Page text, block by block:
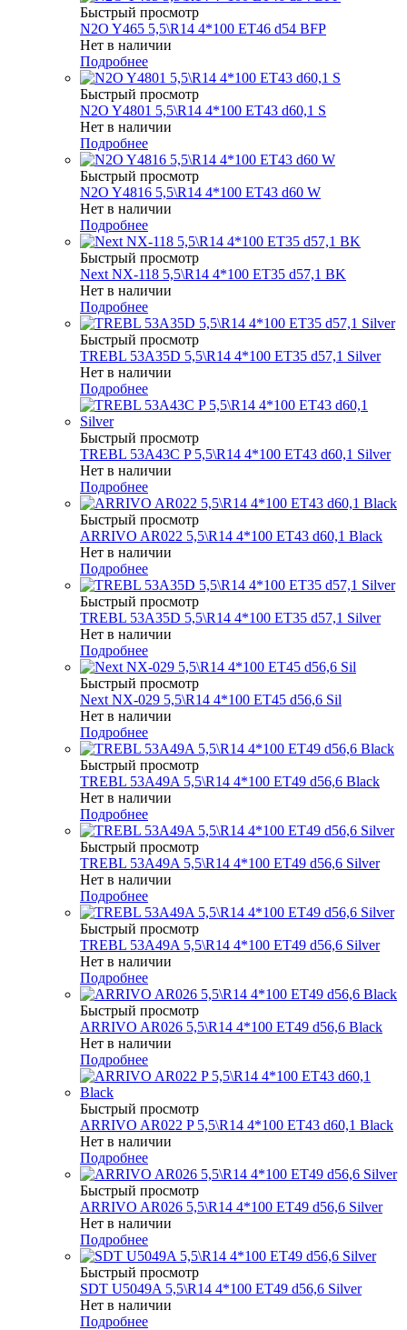
Быстрый просмотр
N2O Y465 5,5\R14 4*100 ET46 d54 BFP
Нет в наличии
Подробнее
Быстрый просмотр
N2O Y4801 5,5\R14 4*100 ET43 d60,1 S
Нет в наличии
Подробнее
Быстрый просмотр
N2O Y4816 5,5\R14 4*100 ET43 d60 W
Нет в наличии
Подробнее
Быстрый просмотр
Next NX-118 5,5\R14 4*100 ET35 d57,1 BK
Нет в наличии
Подробнее
Быстрый просмотр
TREBL 53A35D 5,5\R14 4*100 ET35 d57,1 Silver
Нет в наличии
Подробнее
Быстрый просмотр
TREBL 53A43C P 5,5\R14 4*100 ET43 d60,1 Silver
Нет в наличии
Подробнее
Быстрый просмотр
ARRIVO AR022 5,5\R14 4*100 ET43 d60,1 Black
Нет в наличии
Подробнее
Быстрый просмотр
TREBL 53A35D 5,5\R14 4*100 ET35 d57,1 Silver
Нет в наличии
Подробнее
Быстрый просмотр
Next NX-029 5,5\R14 4*100 ET45 d56,6 Sil
Нет в наличии
Подробнее
Быстрый просмотр
TREBL 53A49A 5,5\R14 4*100 ET49 d56,6 Black
Нет в наличии
Подробнее
Быстрый просмотр
TREBL 53A49A 5,5\R14 4*100 ET49 d56,6 Silver
Нет в наличии
Подробнее
Быстрый просмотр
TREBL 53A49A 5,5\R14 4*100 ET49 d56,6 Silver
Нет в наличии
Подробнее
Быстрый просмотр
ARRIVO AR026 5,5\R14 4*100 ET49 d56,6 Black
Нет в наличии
Подробнее
Быстрый просмотр
ARRIVO AR022 P 5,5\R14 4*100 ET43 d60,1 Black
Нет в наличии
Подробнее
Быстрый просмотр
ARRIVO AR026 5,5\R14 4*100 ET49 d56,6 Silver
Нет в наличии
Подробнее
Быстрый просмотр
SDT U5049A 5,5\R14 4*100 ET49 d56,6 Silver
Нет в наличии
Подробнее